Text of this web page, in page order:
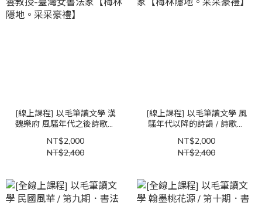
[線上課程] 以毛筆讀文學 漢
魏樂府 風騷年代之後詩歌史
期．書法中的文學課｜施筱
雲教授-臺灣女書法家【梅林
NT$2,000
NT$2,400
[線上課程] 以毛筆讀文學 風
騷年代以降的詩韻 / 詩歌系
｜施筱雲教授-臺灣女書法家
【梅林隱地。采采豪禮】
NT$2,000
NT$2,400